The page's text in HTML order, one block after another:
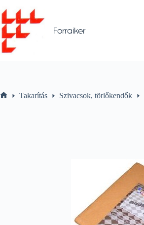
to
content
Forraiker
Takarítás Szivacsok, törlőkendők